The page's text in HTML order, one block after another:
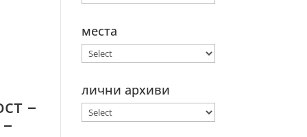
–
места
лични архиви